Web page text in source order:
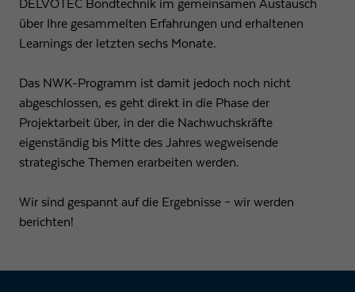
DELVOTEC Bondtechnik im gemeinsamen Austausch
über Ihre gesammelten Erfahrungen und erhaltenen
Learnings der letzten sechs Monate.
Das NWK-Programm ist damit jedoch noch nicht
abgeschlossen, es geht direkt in die Phase der
Projektarbeit über, in der die Nachwuchskräfte
eigenständig bis Mitte des Jahres wegweisende
strategische Themen erarbeiten werden.
Wir sind gespannt auf die Ergebnisse – wir werden
berichten!